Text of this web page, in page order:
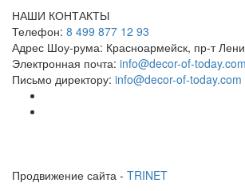
НАШИ КОНТАКТЫ
Телефон: 8 499 877 12 93
Адрес Шоу-рума: Красноармейск, пр-т
Электронная почта: info@decor-of-today.com
Письмо директору: info@decor-of-today.com
Продвижение сайта - TRINET